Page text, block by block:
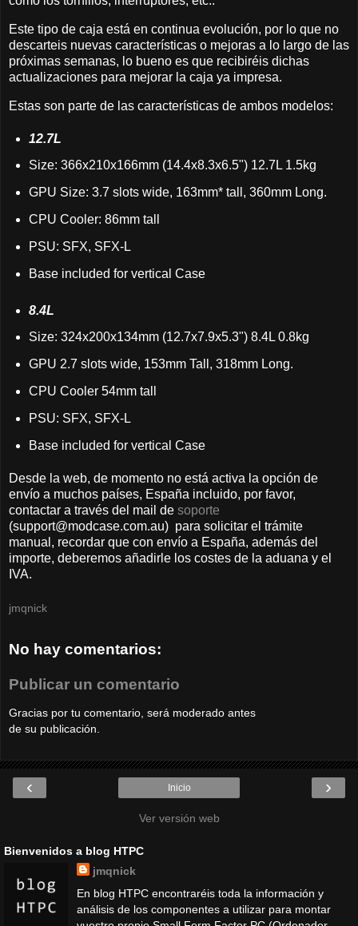
Este tipo de caja está en continua evolución, por lo que no
descarteis nuevas características o mejoras a lo largo de las
próximas semanas, lo bueno es que recibiréis dichas
actualizaciones para mejorar la caja ya impresa.
Estas son parte de las características de ambos modelos:
12.7L
Size: 366x210x166mm (14.4x8.3x6.5") 12.7L 1.5kg
GPU Size: 3.7 slots wide, 163mm* tall, 360mm Long.
CPU Cooler: 86mm tall
PSU: SFX, SFX-L
Base included for vertical Case
8.4L
Size: 324x200x134mm (12.7x7.9x5.3") 8.4L 0.8kg
GPU 2.7 slots wide, 153mm Tall, 318mm Long.
CPU Cooler 54mm tall
PSU: SFX, SFX-L
Base included for vertical Case
Desde la web, de momento no está activa la opción de
envío a muchos países, España incluido, por favor,
contactar a través del mail de soporte
(support@modcase.com.au) para solicitar el trámite
manual, recordar que con envío a España, además del
importe, deberemos añadirle los costes de la aduana y el
IVA.
jmqnick
No hay comentarios:
Publicar un comentario
Gracias por tu comentario, será moderado antes
de su publicación.
‹ ›
Inicio
Ver versión web
Bienvenidos a blog HTPC
jmqnick
En blog HTPC encontraréis toda la información y
análisis de los componentes a utilizar para montar